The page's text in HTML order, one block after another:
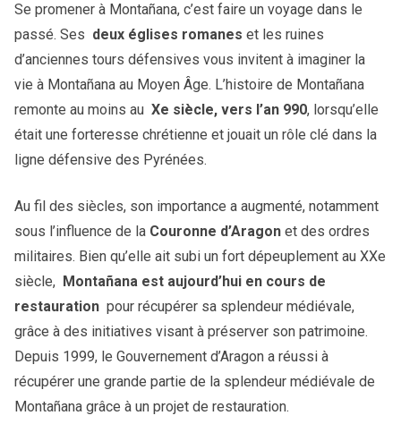
Se promener à Montañana, c’est faire un voyage dans le
passé. Ses deux églises romanes et les ruines
d’anciennes tours défensives vous invitent à imaginer la
vie à Montañana au Moyen Âge. L’histoire de Montañana
remonte au moins au Xe siècle, vers l’an 990, lorsqu’elle
était une forteresse chrétienne et jouait un rôle clé dans la
ligne défensive des Pyrénées.
Au fil des siècles, son importance a augmenté, notamment
sous l’influence de la Couronne d’Aragon et des ordres
militaires. Bien qu’elle ait subi un fort dépeuplement au XXe
siècle, Montañana est aujourd’hui en cours de
restauration pour récupérer sa splendeur médiévale,
grâce à des initiatives visant à préserver son patrimoine.
Depuis 1999, le Gouvernement d’Aragon a réussi à
récupérer une grande partie de la splendeur médiévale de
Montañana grâce à un projet de restauration.